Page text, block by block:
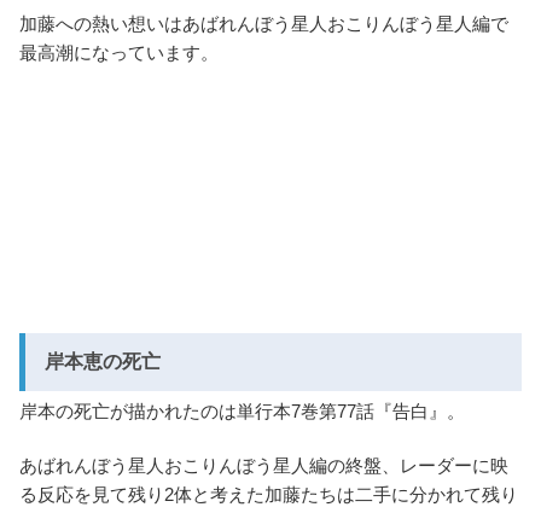
加藤への熱い想いはあばれんぼう星人おこりんぼう星人編で
最高潮になっています。
岸本恵の死亡
岸本の死亡が描かれたのは単行本7巻第77話『告白』。
あばれんぼう星人おこりんぼう星人編の終盤、レーダーに映
る反応を見て残り2体と考えた加藤たちは二手に分かれて残り